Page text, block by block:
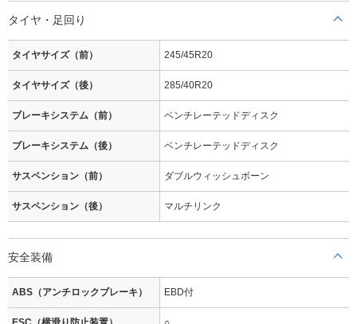
タイヤ・足回り
タイヤサイズ（前） 245/45R20
タイヤサイズ（後） 285/40R20
ブレーキシステム（前） ベンチレーテッドディスク
ブレーキシステム（後） ベンチレーテッドディスク
サスペンション（前） ダブルウィッシュボーン
サスペンション（後） マルチリンク
安全装備
ABS（アンチロックブレーキ） EBD付